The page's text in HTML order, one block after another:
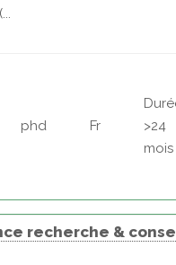
phd Fr
>24
mois
recherche &